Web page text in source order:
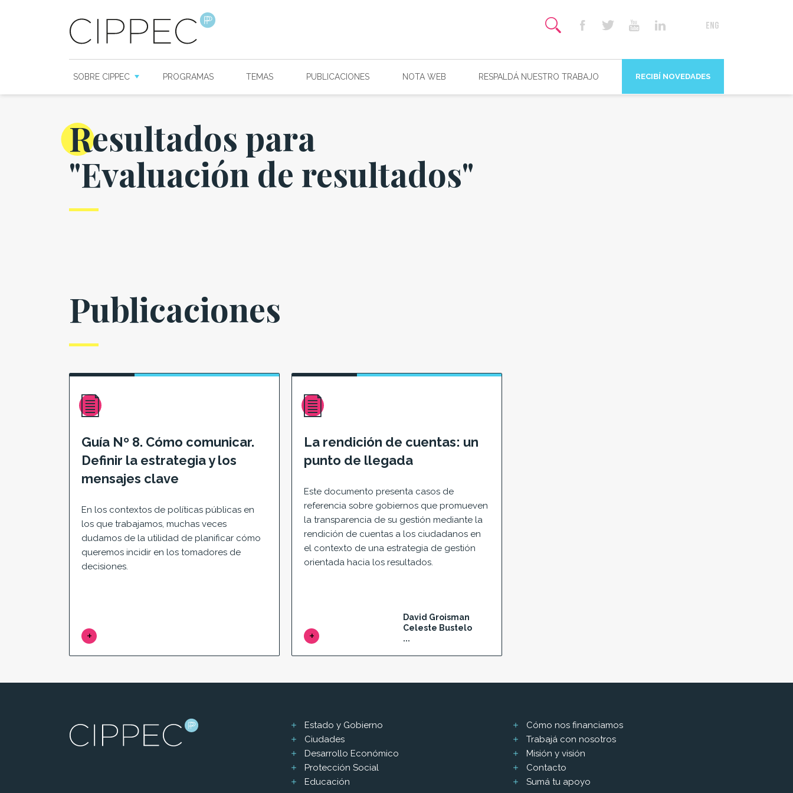
SOBRE CIPPEC PROGRAMAS TEMAS PUBLICACIONES NOTA WEB RESPALDÁ NUESTRO TRABAJO RECIBÍ NOVEDADES
Resultados para
"Evaluación de resultados"
Publicaciones
Guía Nº 8. Cómo comunicar.
Definir la estrategia y los
mensajes clave
En los contextos de políticas públicas en
los que trabajamos, muchas veces
dudamos de la utilidad de planificar cómo
queremos incidir en los tomadores de
decisiones.
La rendición de cuentas: un
punto de llegada
Este documento presenta casos de
referencia sobre gobiernos que promueven
la transparencia de su gestión mediante la
rendición de cuentas a los ciudadanos en
el contexto de una estrategia de gestión
orientada hacia los resultados.
David Groisman
Celeste Bustelo
...
Estado y Gobierno
Ciudades
Desarrollo Económico
Protección Social
Educación
Cómo nos financiamos
Trabajá con nosotros
Misión y visión
Contacto
Sumá tu apoyo